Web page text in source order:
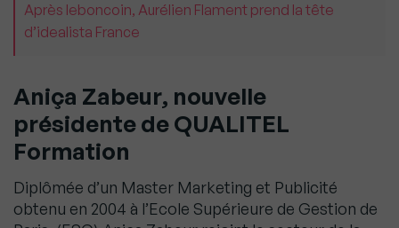
Après leboncoin, Aurélien Flament prend la tête
d’idealista France
Aniça Zabeur, nouvelle
présidente de QUALITEL
Formation
Diplômée d’un Master Marketing et Publicité
obtenu en 2004 à l’Ecole Supérieure de Gestion de